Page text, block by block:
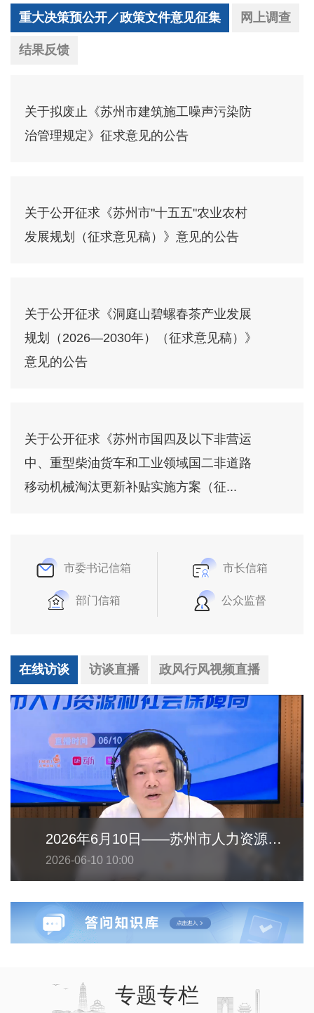
重大决策预公开／政策文件意见征集 网上调查
结果反馈
关于拟废止《苏州市建筑施工噪声污染防
治管理规定》征求意见的公告
关于公开征求《苏州市"十五五"农业农村
发展规划（征求意见稿）》意见的公告
关于公开征求《洞庭山碧螺春茶产业发展
规划（2026—2030年）（征求意见稿）》
意见的公告
关于公开征求《苏州市国四及以下非营运
中、重型柴油货车和工业领域国二非道路
移动机械淘汰更新补贴实施方案（征...
市委书记信箱 市长信箱
部门信箱 公众监督
在线访谈 访谈直播 政风行风视频直播
2026年6月10日——苏州市人力资源和社会保障局
2026-06-10 10:00
专题专栏